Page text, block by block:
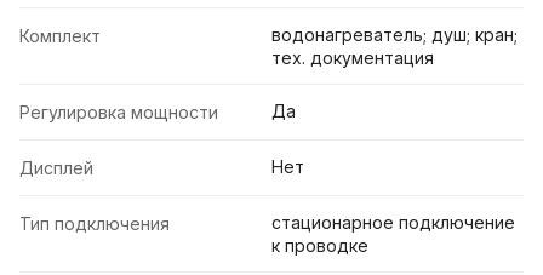
Комплект
водонагреватель; душ; кран;
тех. документация
Регулировка мощности Да
Дисплей Нет
Тип подключения
стационарное подключение
к проводке